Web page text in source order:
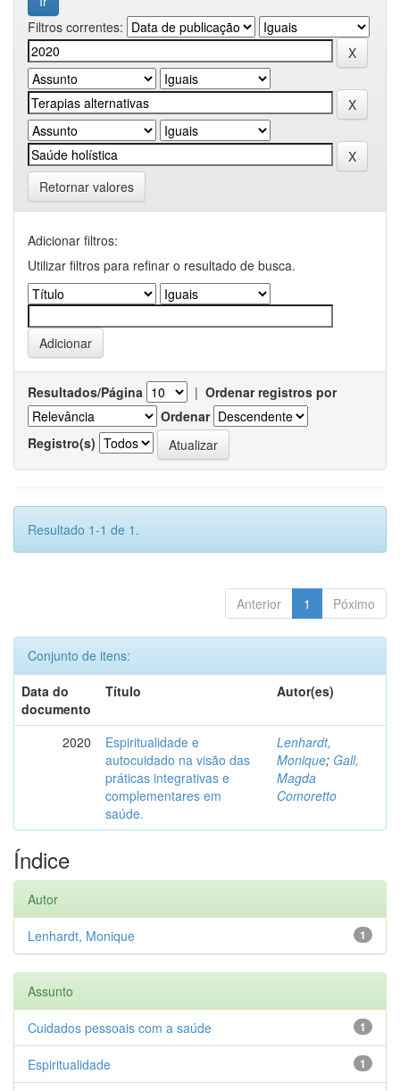
Filtros correntes:
Retornar valores
Adicionar filtros:
Utilizar filtros para refinar o resultado de busca.
Resultados/Página | Ordenar registros por
Ordenar
Registro(s)
Resultado 1-1 de 1.
Anterior 1 Póximo
Conjunto de itens:
Data do
documento
Título Autor(es)
2020
Espiritualidade e
autocuidado na visão das
práticas integrativas e
complementares em
saúde.
Lenhardt,
Monique; Gall,
Magda
Comoretto
Índice
Autor
1
Lenhardt, Monique
Assunto
1
Cuidados pessoais com a saúde
1
Espiritualidade